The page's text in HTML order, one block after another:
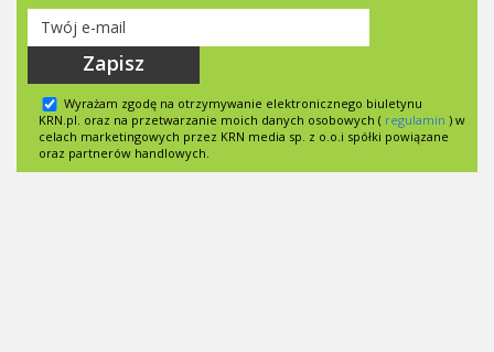
Zapisz
Wyrażam zgodę na otrzymywanie elektronicznego biuletynu
KRN.pl. oraz na przetwarzanie moich danych osobowych ( regulamin ) w
celach marketingowych przez KRN media sp. z o.o.i spółki powiązane
oraz partnerów handlowych.